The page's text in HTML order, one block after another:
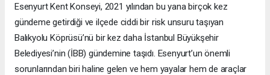
Esenyurt Kent Konseyi, 2021 yılından bu yana birçok kez
gündeme getirdiği ve ilçede ciddi bir risk unsuru taşıyan
Balıkyolu Köprüsü’nü bir kez daha İstanbul Büyükşehir
Belediyesi’nin (İBB) gündemine taşıdı. Esenyurt’un önemli
sorunlarından biri haline gelen ve hem yayalar hem de araçlar